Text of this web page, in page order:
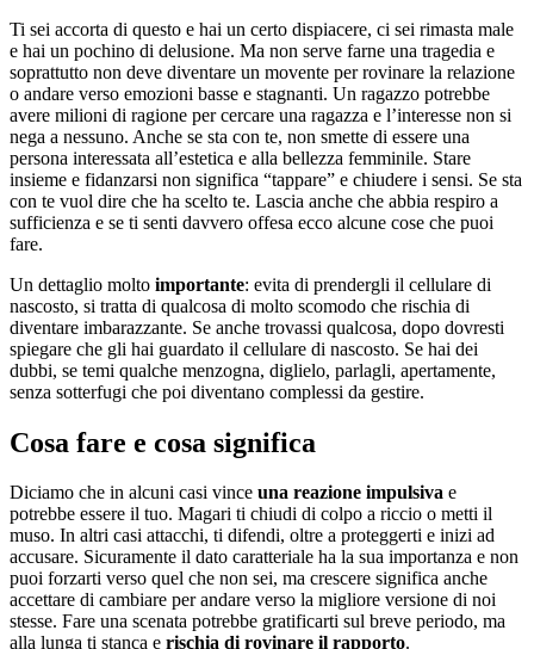
Ti sei accorta di questo e hai un certo dispiacere, ci sei rimasta male
e hai un pochino di delusione. Ma non serve farne una tragedia e
soprattutto non deve diventare un movente per rovinare la relazione
o andare verso emozioni basse e stagnanti. Un ragazzo potrebbe
avere milioni di ragione per cercare una ragazza e l’interesse non si
nega a nessuno. Anche se sta con te, non smette di essere una
persona interessata all’estetica e alla bellezza femminile. Stare
insieme e fidanzarsi non significa “tappare” e chiudere i sensi. Se sta
con te vuol dire che ha scelto te. Lascia anche che abbia respiro a
sufficienza e se ti senti davvero offesa ecco alcune cose che puoi
fare.
Un dettaglio molto importante: evita di prendergli il cellulare di
nascosto, si tratta di qualcosa di molto scomodo che rischia di
diventare imbarazzante. Se anche trovassi qualcosa, dopo dovresti
spiegare che gli hai guardato il cellulare di nascosto. Se hai dei
dubbi, se temi qualche menzogna, diglielo, parlagli, apertamente,
senza sotterfugi che poi diventano complessi da gestire.
Cosa fare e cosa significa
Diciamo che in alcuni casi vince una reazione impulsiva e
potrebbe essere il tuo. Magari ti chiudi di colpo a riccio o metti il
muso. In altri casi attacchi, ti difendi, oltre a proteggerti e inizi ad
accusare. Sicuramente il dato caratteriale ha la sua importanza e non
puoi forzarti verso quel che non sei, ma crescere significa anche
accettare di cambiare per andare verso la migliore versione di noi
stesse. Fare una scenata potrebbe gratificarti sul breve periodo, ma
alla lunga ti stanca e rischia di rovinare il rapporto.